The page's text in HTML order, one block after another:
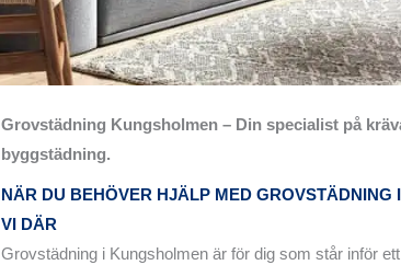
Grovstädning Kungsholmen – Din specialist på
byggstädning.
NÄR DU BEHÖVER HJÄLP MED GROVSTÄDNING
VI DÄR
Grovstädning i Kungsholmen är för dig som står inför